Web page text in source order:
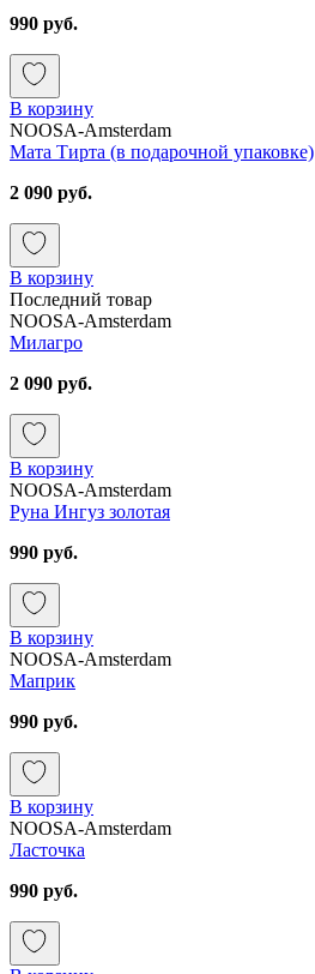
990 руб.
В корзину
NOOSA-Amsterdam
Мата Тирта (в подарочной упаковке)
2 090 руб.
В корзину
Последний товар
NOOSA-Amsterdam
Милагро
2 090 руб.
В корзину
NOOSA-Amsterdam
Руна Ингуз золотая
990 руб.
В корзину
NOOSA-Amsterdam
Маприк
990 руб.
В корзину
NOOSA-Amsterdam
Ласточка
990 руб.